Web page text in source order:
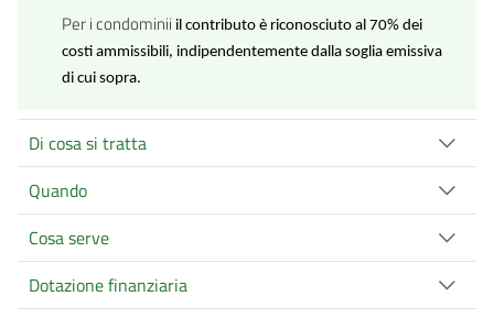
Per i condominii il contributo è riconosciuto al 70% dei
costi ammissibili, indipendentemente dalla soglia emissiva
di cui sopra.
Di cosa si tratta
Quando
Cosa serve
Dotazione finanziaria